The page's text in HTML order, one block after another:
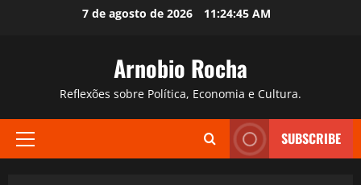
7 de agosto de 2026 11:24:46 AM
Arnobio Rocha
Reflexões sobre Política, Economia e Cultura.
Primary
SUBSCRIBE